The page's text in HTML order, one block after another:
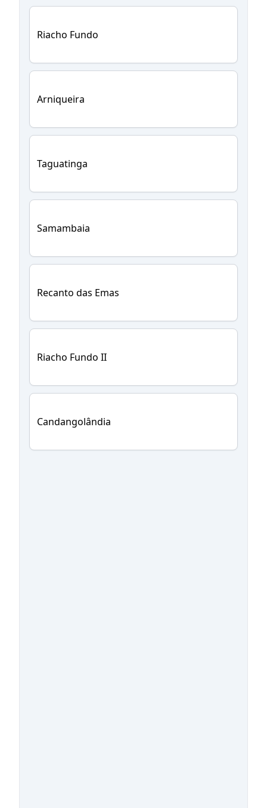
Riacho Fundo
Arniqueira
Taguatinga
Samambaia
Recanto das Emas
Riacho Fundo II
Candangolândia